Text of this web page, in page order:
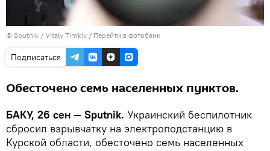
© Sputnik / Vitaly Timkiv / Перейти в фотобанк
Подписаться
Обесточено семь населенных пунктов.
БАКУ, 26 сен — Sputnik. Украинский беспилотник
сбросил взрывчатку на электроподстанцию в
Курской области, обесточено семь населенных